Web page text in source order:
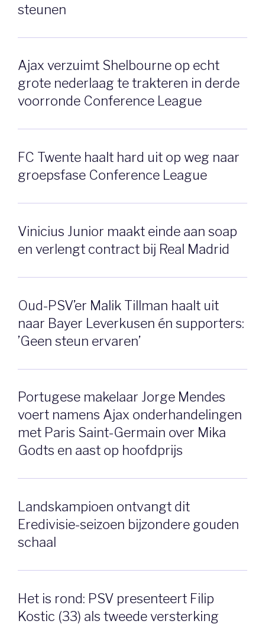
steunen
Ajax verzuimt Shelbourne op echt
grote nederlaag te trakteren in derde
voorronde Conference League
FC Twente haalt hard uit op weg naar
groepsfase Conference League
Vinicius Junior maakt einde aan soap
en verlengt contract bij Real Madrid
Oud-PSV’er Malik Tillman haalt uit
naar Bayer Leverkusen én supporters:
’Geen steun ervaren’
Portugese makelaar Jorge Mendes
voert namens Ajax onderhandelingen
met Paris Saint-Germain over Mika
Godts en aast op hoofdprijs
Landskampioen ontvangt dit
Eredivisie-seizoen bijzondere gouden
schaal
Het is rond: PSV presenteert Filip
Kostic (33) als tweede versterking